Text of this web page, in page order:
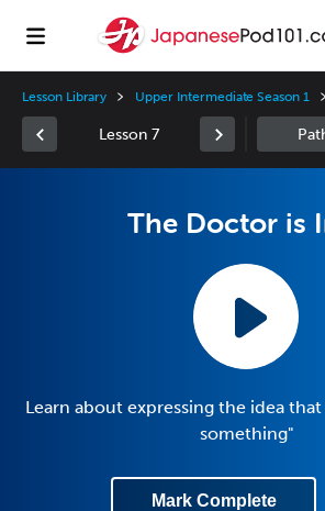
Lesson Library Upper Intermediate Season 1
Lesson 7
The Doctor is
Learn about expressing the idea
something"
Mark Complete